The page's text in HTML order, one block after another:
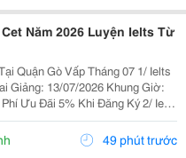
Năm 2026 Luyện Ielts Từ
Vấp Tháng 07 1/ Ielts
49 phút trước